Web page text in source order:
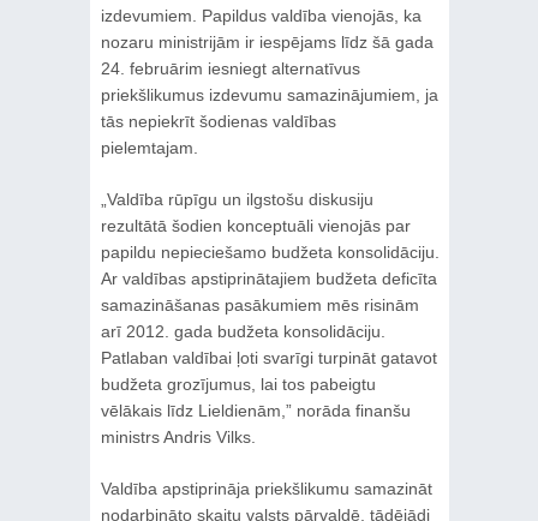
izdevumiem. Papildus valdība vienojās, ka
nozaru ministrijām ir iespējams līdz šā gada
24. februārim iesniegt alternatīvus
priekšlikumus izdevumu samazinājumiem, ja
tās nepiekrīt šodienas valdības
pielemtajam.
„Valdība rūpīgu un ilgstošu diskusiju
rezultātā šodien konceptuāli vienojās par
papildu nepieciešamo budžeta konsolidāciju.
Ar valdības apstiprinātajiem budžeta deficīta
samazināšanas pasākumiem mēs risinām
arī 2012. gada budžeta konsolidāciju.
Patlaban valdībai ļoti svarīgi turpināt gatavot
budžeta grozījumus, lai tos pabeigtu
vēlākais līdz Lieldienām,” norāda finanšu
ministrs Andris Vilks.
Valdība apstiprināja priekšlikumu samazināt
nodarbināto skaitu valsts pārvaldē, tādējādi